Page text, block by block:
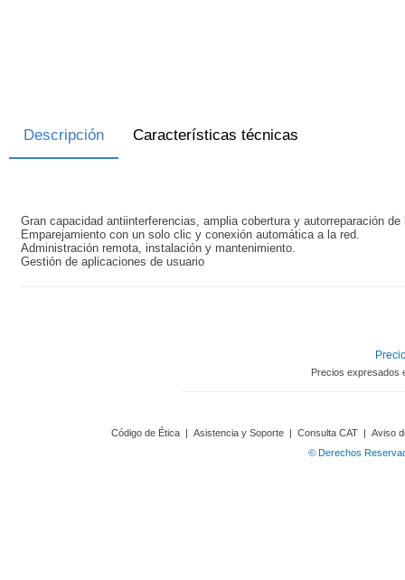
Descripción Características técnicas
Gran capacidad antiinterferencias, amplia cobertura y autorreparación de
Emparejamiento con un solo clic y conexión automática a la red.
Administración remota, instalación y mantenimiento.
Gestión de aplicaciones de usuario
Precios expresados
Código de Ética | Asistencia y Soporte | Consulta CAT | Aviso
© Derechos